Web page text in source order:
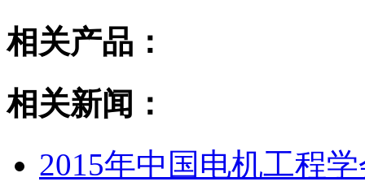
相关产品：
相关新闻：
2015年中国电机工程